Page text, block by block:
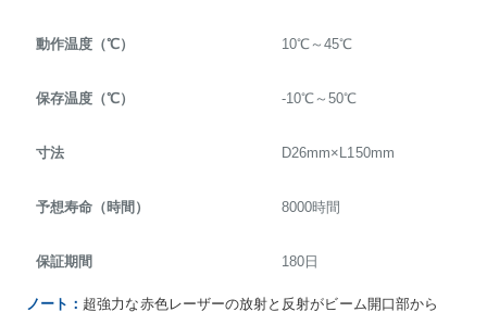
動作温度（℃） 10℃～45℃
保存温度（℃） -10℃～50℃
寸法 D26mm×L150mm
予想寿命（時間） 8000時間
保証期間 180日
ノート： 超強力な赤色レーザーの放射と反射がビーム開口部から